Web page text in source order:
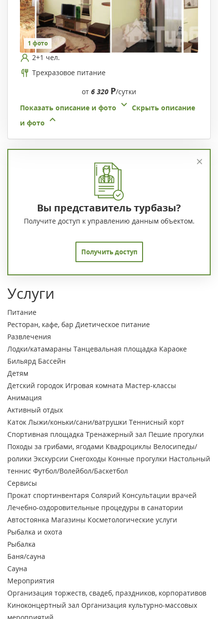
1 фото
2+1 чел.
Трехразовое питание
от 6 320 Р/сутки
Показать описание и фото
Скрыть описание
и фото
Вы представитель турбазы?
Получите доступ к управлению данным объектом.
Получить доступ
Услуги
Питание
Ресторан, кафе, бар Диетическое питание
Развлечения
Лодки/катамараны Танцевальная площадка Караоке
Бильярд Бассейн
Детям
Детский городок Игровая комната Мастер-классы
Анимация
Активный отдых
Каток Лыжи/коньки/сани/ватрушки Теннисный корт
Спортивная площадка Тренажерный зал Пешие прогулки
Походы за грибами, ягодами Квадроциклы Велосипеды/
ролики Экскурсии Снегоходы Конные прогулки Настольный
теннис Футбол/Волейбол/Баскетбол
Сервисы
Прокат спортинвентаря Солярий Консультации врачей
Лечебно-оздоровительные процедуры в санатории
Автостоянка Магазины Косметологические услуги
Рыбалка и охота
Рыбалка
Баня/сауна
Сауна
Мероприятия
Организация торжеств, свадеб, праздников, корпоративов
Киноконцертный зал Организация культурно-массовых
мероприятий